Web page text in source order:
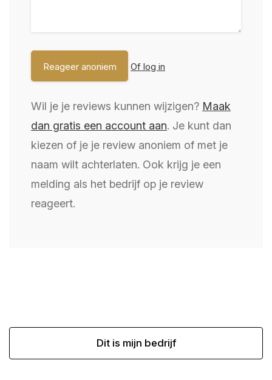
Of log in
Wil je je reviews kunnen wijzigen? Maak
dan gratis een account aan. Je kunt dan
kiezen of je je review anoniem of met je
naam wilt achterlaten. Ook krijg je een
melding als het bedrijf op je review
reageert.
Dit is mijn bedrijf